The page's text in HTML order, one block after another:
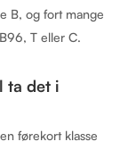
B, og fort mange
T eller C.
ta det i
førekort klasse